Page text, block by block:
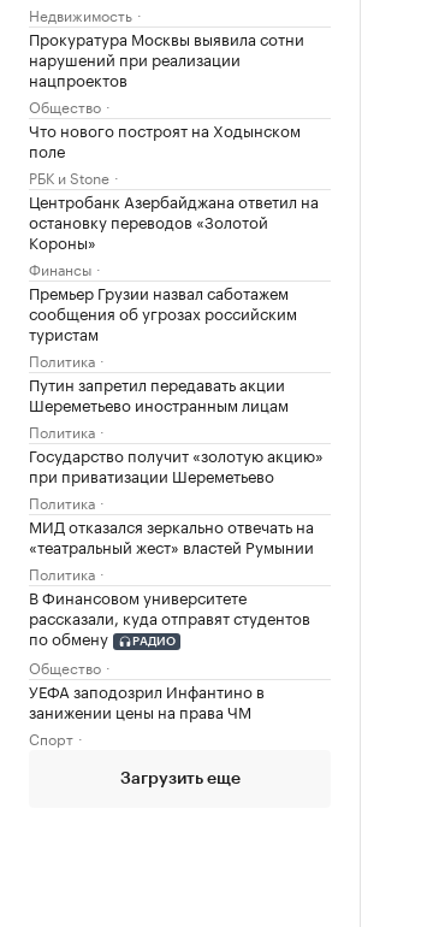
Недвижимость
Прокуратура Москвы выявила сотни
нарушений при реализации
нацпроектов
Общество
Что нового построят на Ходынском
поле
РБК и Stone
Центробанк Азербайджана ответил на
остановку переводов «Золотой
Короны»
Финансы
Премьер Грузии назвал саботажем
сообщения об угрозах российским
туристам
Политика
Путин запретил передавать акции
Шереметьево иностранным лицам
Политика
Государство получит «золотую акцию»
при приватизации Шереметьево
Политика
МИД отказался зеркально отвечать на
«театральный жест» властей Румынии
Политика
В Финансовом университете
рассказали, куда отправят студентов
по обмену
РАДИО
Общество
УЕФА заподозрил Инфантино в
занижении цены на права ЧМ
Спорт
Загрузить еще